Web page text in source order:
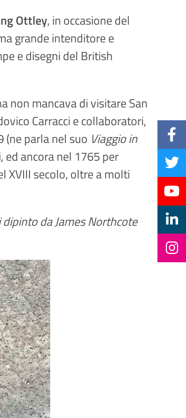
Ottley, in occasione del
grande intenditore e
e disegni del British
non mancava di visitare San
Carracci e collaboratori,
(ne parla nel suo Viaggio in
ancora nel 1765 per
XVIII secolo, oltre a molti
da James Northcote